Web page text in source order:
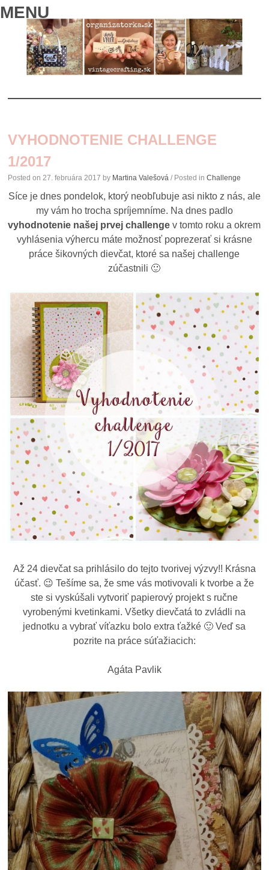
MENU
CONTENT
VYHODNOTENIE CHALLENGE
1/2017
Posted on 27. februára 2017 by Martina Valešová / Posted inChallenge
Síce je dnes pondelok, ktorý neobľubuje asi nikto z nás, ale
my vám ho trocha spríjemníme. Na dnes padlo
vyhodnotenie našej prvej challenge v tomto roku a okrem
vyhlásenia výhercu máte možnosť poprezerať si krásne
práce šikovných dievčat, ktoré sa našej challenge
zúčastnili 🙂
Až 24 dievčat sa prihlásilo do tejto tvorivej výzvy!! Krásna
účasť. 😉 Tešíme sa, že sme vás motivovali k tvorbe a že
ste si vyskúšali vytvoriť papierový projekt s ručne
vyrobenými kvetinkami. Všetky dievčatá to zvládli na
jednotku a vybrať víťazku bolo extra ťažké 🙂 Veď sa
pozrite na práce súťažiacich:
Agáta Pavlik